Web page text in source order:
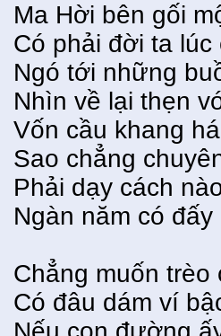
Ma Hời bên gối
Có phải đời ta lúc
Ngó tới những
Nhìn về lại thẹn
Vốn cầu khang
Sao chẳng
Phải dạy cách
Ngàn năm có
Chẳng muốn
Có đâu dám ví